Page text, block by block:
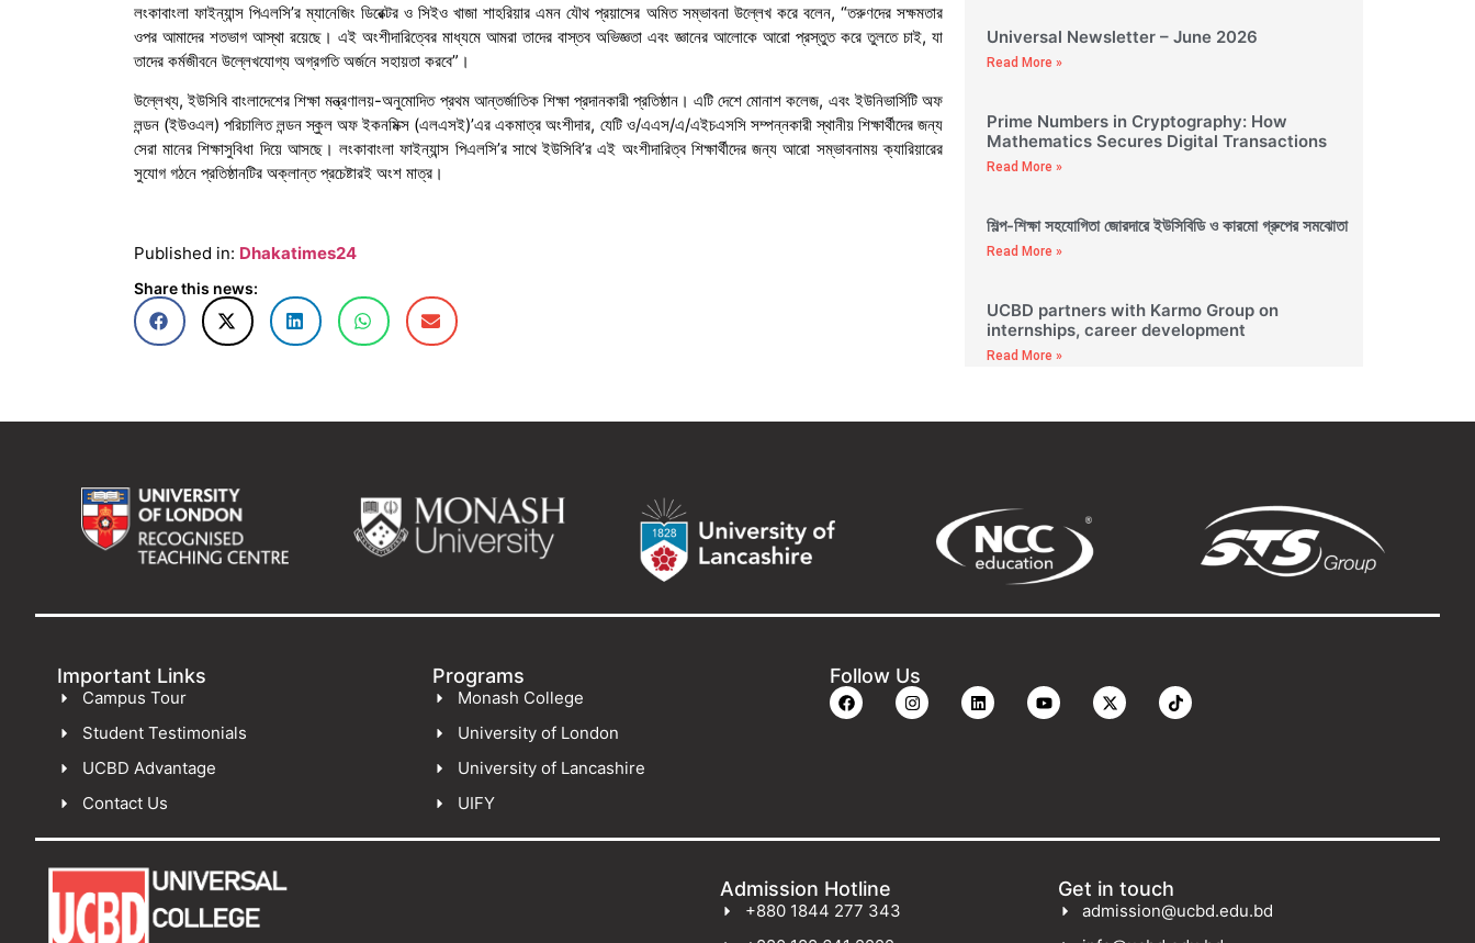
লংকাবাংলা ফাইন্যান্স পিএলসি’র ম্যানেজিং ডিরেক্টর ও সিইও খাজা শাহরিয়ার এমন যৌথ প্রয়াসের অমিত সম্ভাবনা উল্লেখ করে বলেন, “তরুণদের সক্ষমতার
ওপর আমাদের শতভাগ আস্থা রয়েছে। এই অংশীদারিত্বের মাধ্যমে আমরা তাদের বাস্তব অভিজ্ঞতা এবং জ্ঞানের আলোকে আরো প্রস্তুত করে তুলতে চাই, যা
তাদের কর্মজীবনে উল্লেখযোগ্য অগ্রগতি অর্জনে সহায়তা করবে”।
উল্লেখ্য, ইউসিবি বাংলাদেশের শিক্ষা মন্ত্রণালয়-অনুমোদিত প্রথম আন্তর্জাতিক শিক্ষা প্রদানকারী প্রতিষ্ঠান। এটি দেশে মোনাশ কলেজ, এবং ইউনিভার্সিটি অফ
লন্ডন (ইউওএল) পরিচালিত লন্ডন স্কুল অফ ইকনমিক্স (এলএসই)’এর একমাত্র অংশীদার, যেটি ও/এএস/এ/এইচএসসি সম্পন্নকারী স্থানীয় শিক্ষার্থীদের জন্য
সেরা মানের শিক্ষাসুবিধা দিয়ে আসছে। লংকাবাংলা ফাইন্যান্স পিএলসি’র সাথে ইউসিবি’র এই অংশীদারিত্ব শিক্ষার্থীদের জন্য আরো সম্ভাবনাময় ক্যারিয়ারের
সুযোগ গঠনে প্রতিষ্ঠানটির অক্লান্ত প্রচেষ্টারই অংশ মাত্র।
Published in: Dhakatimes24
Share this news:
Universal Newsletter – June 2026
Read More »
Prime Numbers in Cryptography: How
Mathematics Secures Digital Transactions
Read More »
শিল্প-শিক্ষা সহযোগিতা জোরদারে ইউসিবিডি ও কারমো গ্রুপের সমঝোতা
Read More »
UCBD partners with Karmo Group on
internships, career development
Read More »
Important Links
Campus Tour
Student Testimonials
UCBD Advantage
Contact Us
Programs
Monash College
University of London
University of Lancashire
UIFY
Follow Us
Admission Hotline
+880 1844 277 343
Get in touch
admission@ucbd.edu.bd